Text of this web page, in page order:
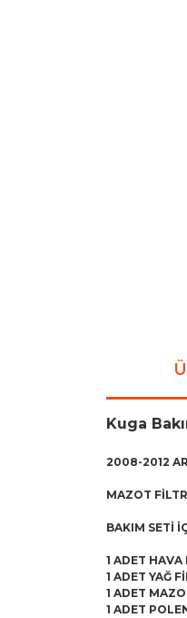
Kuga
2008-2012
MAZOT
BAKIM SETİ
1 ADET HAVA
1 ADET YAĞ
1 ADET
1 ADET